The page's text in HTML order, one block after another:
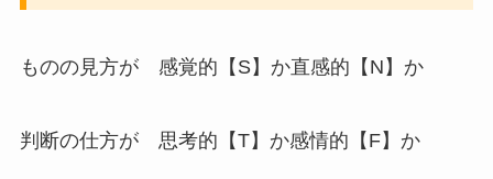
ものの見方が 感覚的【S】か直感的【N】か
判断の仕方が 思考的【T】か感情的【F】か